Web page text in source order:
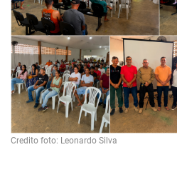
Credito foto: Leonardo Silva